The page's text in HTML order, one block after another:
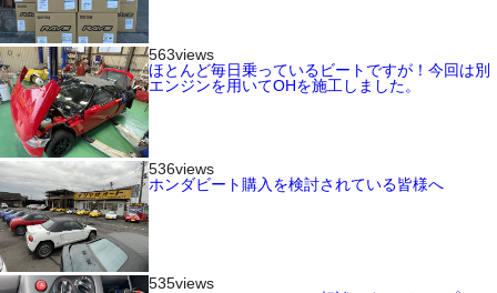
563views
ほとんど毎日乗っているビートですが！今回は別
エンジンを用いてOHを施工しました。
536views
ホンダビート購入を検討されている皆様へ
535views